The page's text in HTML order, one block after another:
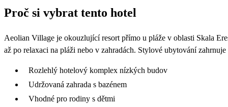
Proč si vybrat tento hotel
Aeolian Village je okouzlující resort přímo u pláže v oblasti Skala
až po relaxaci na pláži nebo v zahradách. Stylové ubytování
Rozlehlý hotelový komplex nízkých budov
Udržovaná zahrada s bazénem
Vhodné pro rodiny s dětmi